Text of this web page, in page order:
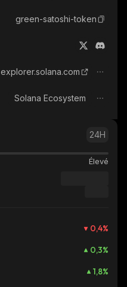
green-satoshi-token
explorer.solana.com
Solana Ecosystem
24H
Élevé
0,4%
0,3%
1,8%